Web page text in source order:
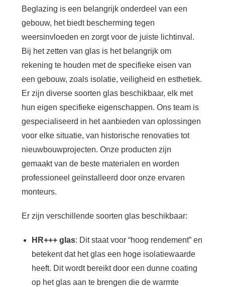
Beglazing is een belangrijk onderdeel van een
gebouw, het biedt bescherming tegen
weersinvloeden en zorgt voor de juiste lichtinval.
Bij het zetten van glas is het belangrijk om
rekening te houden met de specifieke eisen van
een gebouw, zoals isolatie, veiligheid en esthetiek.
Er zijn diverse soorten glas beschikbaar, elk met
hun eigen specifieke eigenschappen. Ons team is
gespecialiseerd in het aanbieden van oplossingen
voor elke situatie, van historische renovaties tot
nieuwbouwprojecten. Onze producten zijn
gemaakt van de beste materialen en worden
professioneel geïnstalleerd door onze ervaren
monteurs.
Er zijn verschillende soorten glas beschikbaar:
HR+++ glas: Dit staat voor “hoog rendement” en
betekent dat het glas een hoge isolatiewaarde
heeft. Dit wordt bereikt door een dunne coating
op het glas aan te brengen die de warmte